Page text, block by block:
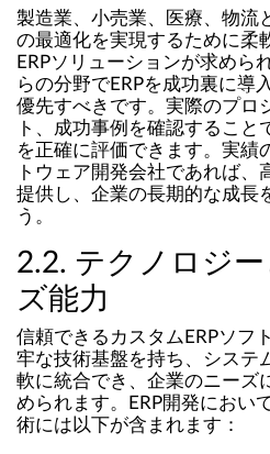
製造業、小売業、医療、物流
の最適化を実現するために柔
ERPソリューションが求めら
らの分野でERPを成功裏に導
優先すべきです。実際のプロ
ト、成功事例を確認すること
を正確に評価できます。実績
トウェア開発会社であれば、
提供し、企業の長期的な成長
う。
2.2. テクノロジ
ズ能力
信頼できるカスタムERPソフ
牢な技術基盤を持ち、システ
軟に統合でき、企業のニーズ
められます。ERP開発におい
術には以下が含まれます：